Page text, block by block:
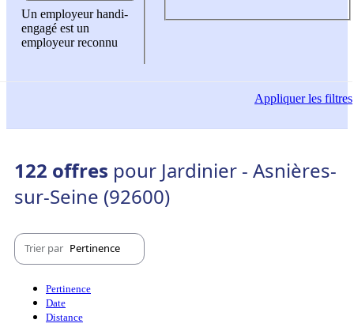
Un employeur handi-
engagé est un
employeur reconnu
Appliquerles filtres
122 offres pour Jardinier - Asnières-
sur-Seine (92600)
Trier par Pertinence
Pertinence
Date
Distance